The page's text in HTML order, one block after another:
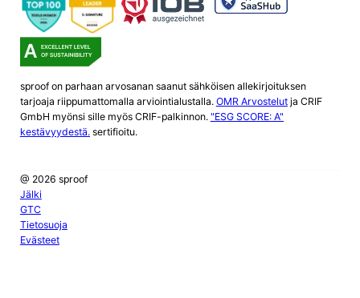
sproof on parhaan arvosanan saanut sähköisen allekirjoituksen
tarjoaja riippumattomalla arviointialustalla. OMR Arvostelutja CRIF
GmbH myönsi sille myös CRIF-palkinnon. "ESG SCORE: A"
kestävyydestä.sertifioitu.
@ 2026 sproof
Jälki
GTC
Tietosuoja
Evästeet